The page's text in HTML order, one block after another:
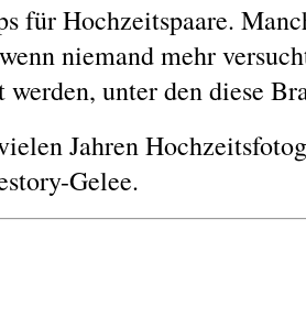
für Hochzeitspaare.
niemand mehr
unter den diese
Jahren
Gelee.